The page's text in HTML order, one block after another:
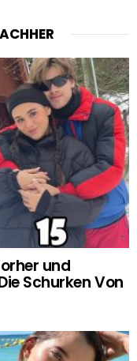
und
Schurken Von